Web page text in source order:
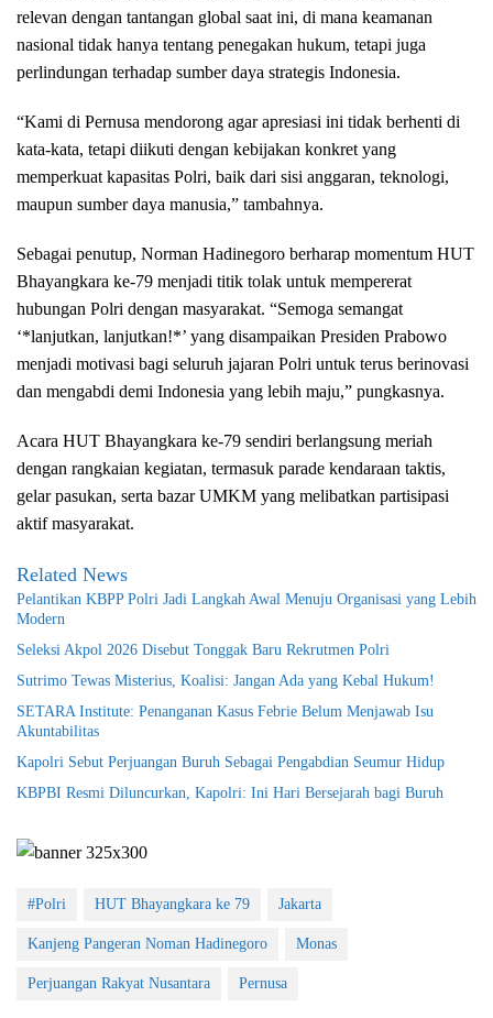
relevan dengan tantangan global saat ini, di mana keamanan
nasional tidak hanya tentang penegakan hukum, tetapi juga
perlindungan terhadap sumber daya strategis Indonesia.
“Kami di Pernusa mendorong agar apresiasi ini tidak berhenti di
kata-kata, tetapi diikuti dengan kebijakan konkret yang
memperkuat kapasitas Polri, baik dari sisi anggaran, teknologi,
maupun sumber daya manusia,” tambahnya.
Sebagai penutup, Norman Hadinegoro berharap momentum HUT
Bhayangkara ke-79 menjadi titik tolak untuk mempererat
hubungan Polri dengan masyarakat. “Semoga semangat
‘*lanjutkan, lanjutkan!*’ yang disampaikan Presiden Prabowo
menjadi motivasi bagi seluruh jajaran Polri untuk terus berinovasi
dan mengabdi demi Indonesia yang lebih maju,” pungkasnya.
Acara HUT Bhayangkara ke-79 sendiri berlangsung meriah
dengan rangkaian kegiatan, termasuk parade kendaraan taktis,
gelar pasukan, serta bazar UMKM yang melibatkan partisipasi
aktif masyarakat.
Related News
Pelantikan KBPP Polri Jadi Langkah Awal Menuju Organisasi yang Lebih
Modern
Seleksi Akpol 2026 Disebut Tonggak Baru Rekrutmen Polri
Sutrimo Tewas Misterius, Koalisi: Jangan Ada yang Kebal Hukum!
SETARA Institute: Penanganan Kasus Febrie Belum Menjawab Isu
Akuntabilitas
Kapolri Sebut Perjuangan Buruh Sebagai Pengabdian Seumur Hidup
KBPBI Resmi Diluncurkan, Kapolri: Ini Hari Bersejarah bagi Buruh
#Polri HUT Bhayangkara ke 79 Jakarta
Kanjeng Pangeran Noman Hadinegoro Monas
Perjuangan Rakyat Nusantara Pernusa